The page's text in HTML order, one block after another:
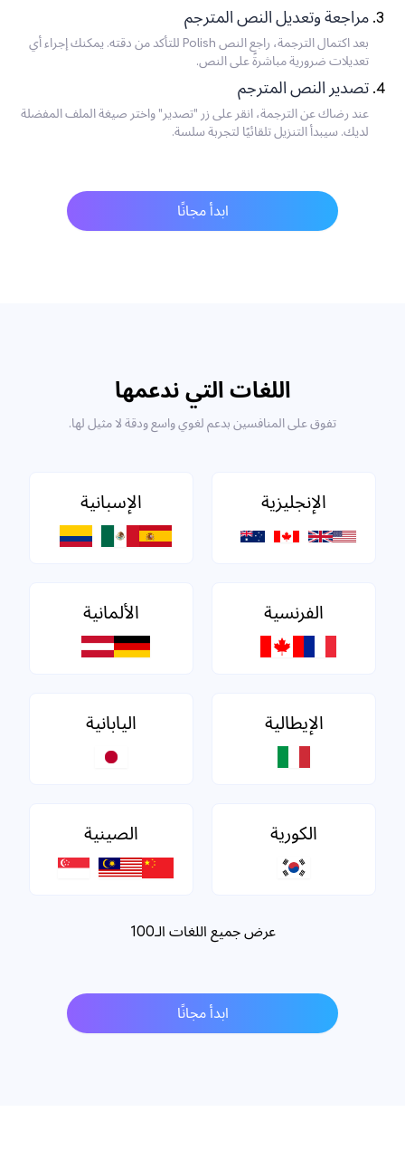
مراجعة وتعديل النص المترجم
بعد اكتمال الترجمة، راجع النص Polish للتأكد من دقته. يمكنك إجراء أي
تعديلات ضرورية مباشرةً على النص.
تصدير النص المترجم
عند رضاك عن الترجمة، انقر على زر "تصدير" واختر صيغة الملف المفضلة
لديك. سيبدأ التنزيل تلقائيًا لتجربة سلسة.
ابدأ مجانًا
اللغات التي ندعمها
تفوق على المنافسين بدعم لغوي واسع ودقة لا مثيل لها.
الإنجليزية الإسبانية
الفرنسية الألمانية
الإيطالية اليابانية
الكورية الصينية
عرض جميع اللغات الـ100
ابدأ مجانًا